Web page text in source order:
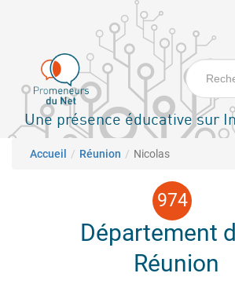
principal
Une présence éducative sur
Fil d'Ariane
Accueil Réunion Nicolas
Département
Réunion